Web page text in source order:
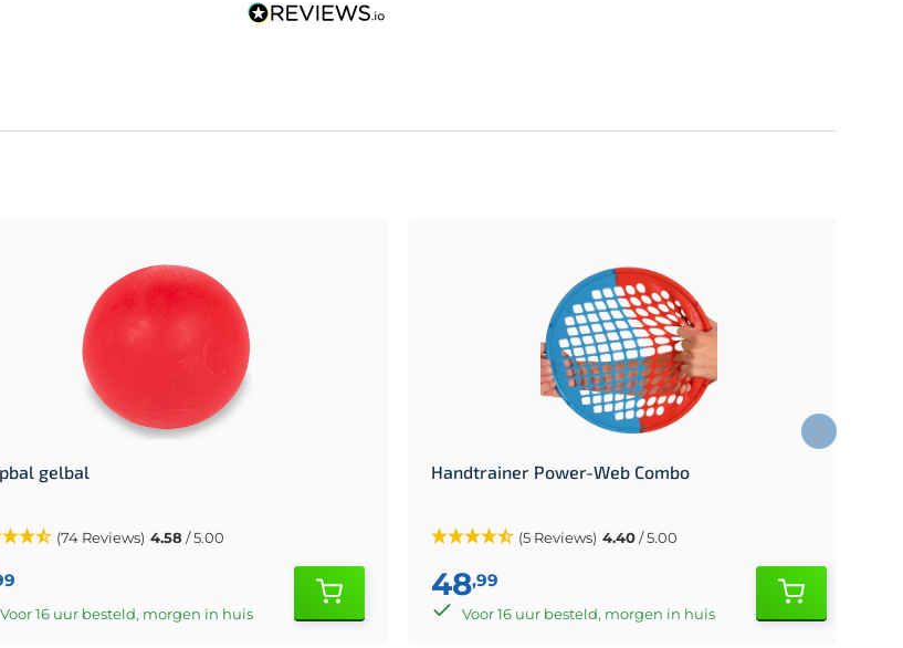
gelbal
(74 Reviews) 4.58 / 5.00
Voor 16 uur besteld, morgen in huis
Handtrainer Power-Web Combo
(5 Reviews) 4.40/ 5.00
48,99
Voor 16 uur besteld, morgen in huis